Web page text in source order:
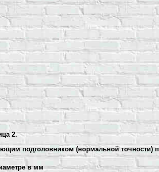
2.
подголовником (нормальной точности)
в мм